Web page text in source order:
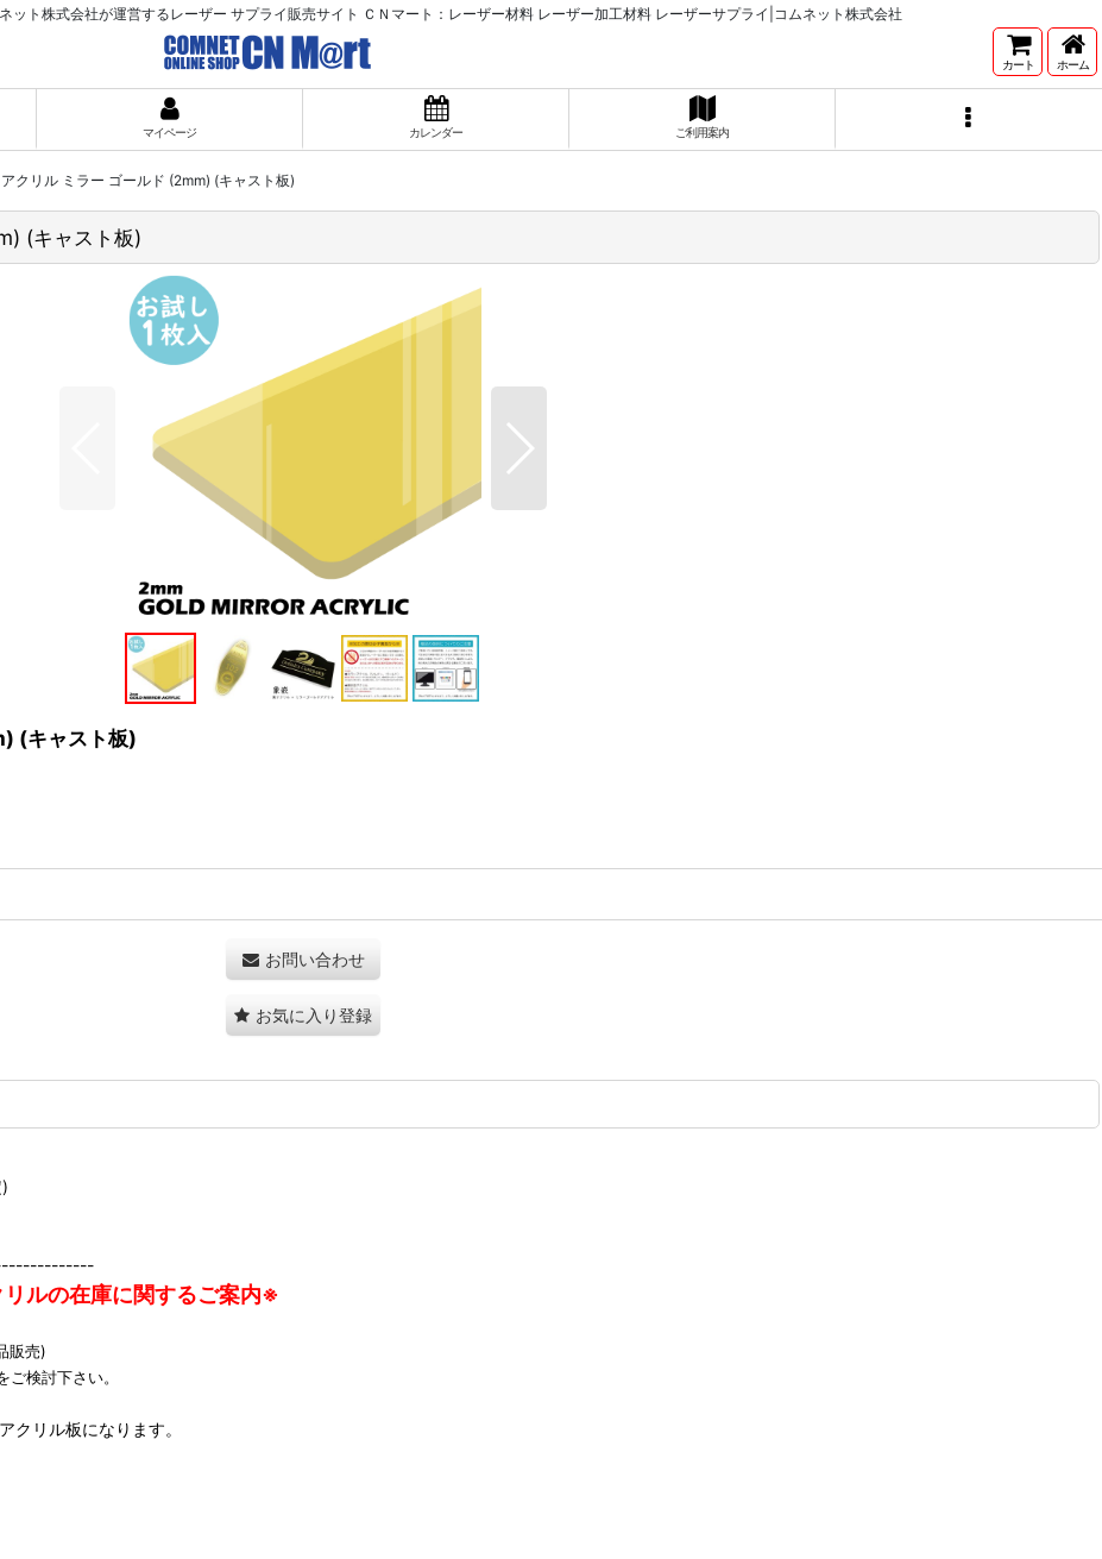
ット株式会社が運営するレーザー サプライ販売サイト ＣＮマート：レーザー材料 レーザー加工材料 レーザーサプライ|コムネット株式会社
カート ホーム
マイページ カレンダー ご利用案内
アクリル ミラー ゴールド (2mm) (キャスト板)
(キャスト板)
(キャスト板)
お問い合わせ
お気に入り登録
ルの在庫に関するご案内※
販売)
ご検討下さい。
クリル板になります。